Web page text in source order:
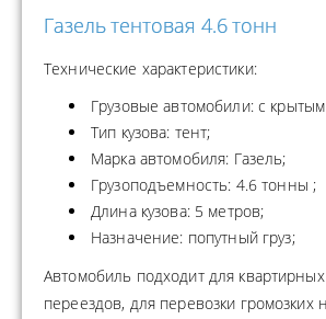
Газель тентовая 4.6 тонн
Технические характеристики:
Грузовые автомобили: с
Тип кузова: тент;
Марка автомобиля: Газель;
Грузоподъемность: 4.6 тонны ;
Длина кузова: 5 метров;
Назначение: попутный груз;
Автомобиль подходит для
переездов, для перевозки громозких